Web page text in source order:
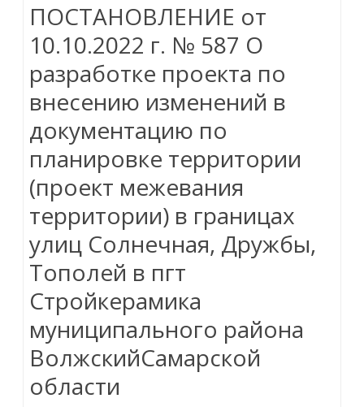
ПОСТАНОВЛЕНИЕ от
10.10.2022 г. № 587 О
разработке проекта по
внесению изменений в
документацию по
планировке территории
(проект межевания
территории) в границах
улиц Солнечная, Дружбы,
Тополей в пгт
Стройкерамика
муниципального района
ВолжскийСамарской
области